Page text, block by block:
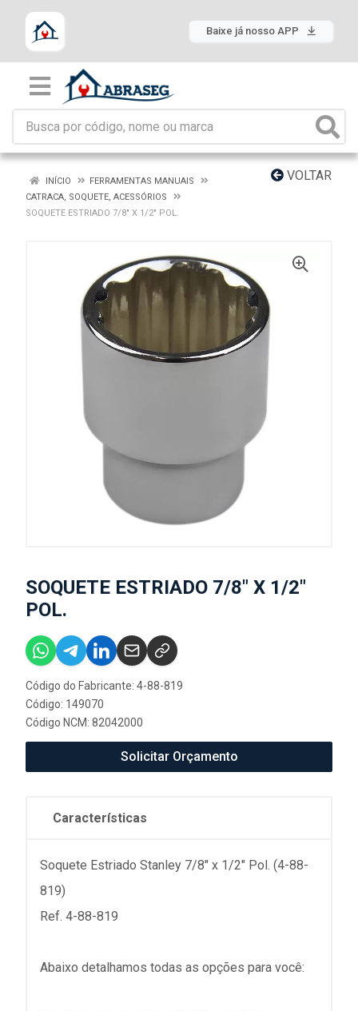
Baixe já nosso APP
VOLTAR
INÍCIO
FERRAMENTAS MANUAIS
CATRACA, SOQUETE, ACESSÓRIOS
SOQUETE ESTRIADO 7/8" X 1/2" POL.
SOQUETE ESTRIADO 7/8" X 1/2"
POL.
Código do Fabricante: 4-88-819
Código: 149070
Código NCM: 82042000
Solicitar Orçamento
Características
Soquete Estriado Stanley 7/8" x 1/2" Pol. (4-88-
819)
Ref. 4-88-819
Abaixo detalhamos todas as opções para você: